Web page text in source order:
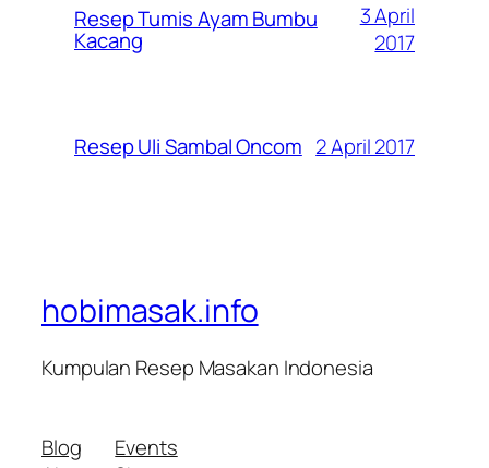
Resep Tumis Ayam Bumbu
Kacang
3 April
2017
Resep Uli Sambal Oncom 2 April 2017
hobimasak.info
Kumpulan Resep Masakan Indonesia
Blog
Events